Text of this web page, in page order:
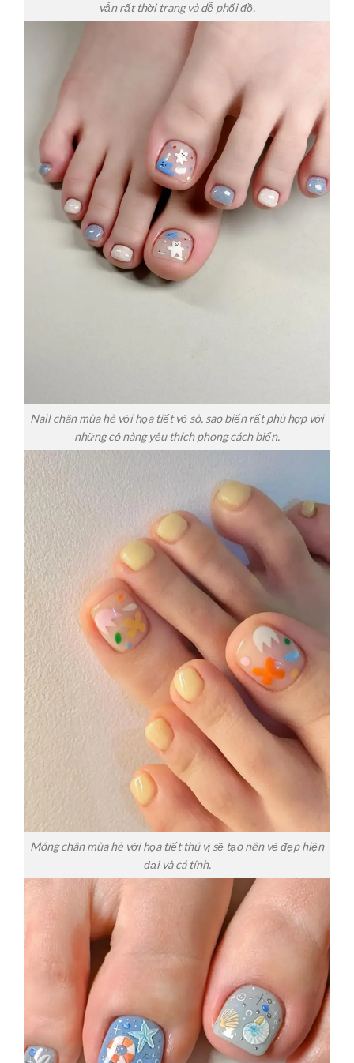
vẫn rất thời trang và dễ phối đồ.
Nail chân mùa hè với họa tiết vỏ sò, sao biển rất phù hợp với
những cô nàng yêu thích phong cách biển.
Móng chân mùa hè với họa tiết thú vị sẽ tạo nên vẻ đẹp hiện
đại và cá tính.